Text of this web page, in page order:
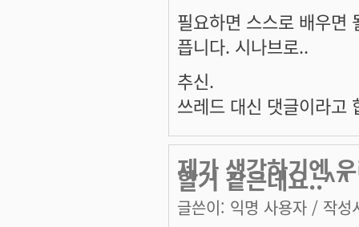
필요하면 스스로 배우면
픕니다. 시나브로..
추신.
쓰레드 대신 댓글이라고
제가 생각하기엔
할거 같은데요..^^
글쓴이: 익명 사용자 / 작성